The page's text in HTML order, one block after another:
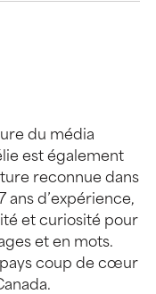
du média
est également
reconnue dans
ans d’expérience,
et curiosité pour
et en mots.
coup de cœur